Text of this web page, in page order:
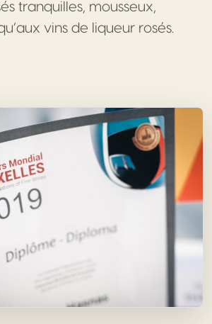
tranquilles, mousseux,
vins de liqueur rosés.